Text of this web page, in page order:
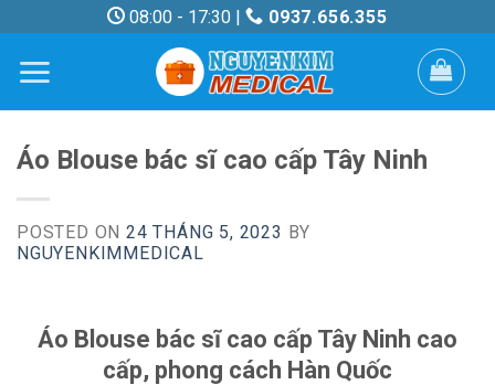
content
08:00 - 17:30 | 0937.656.355
Áo Blouse bác sĩ cao cấp Tây Ninh
POSTED ON24 THÁNG 5, 2023 BY
NGUYENKIMMEDICAL
Áo Blouse bác sĩ cao cấp Tây Ninh cao
cấp, phong cách Hàn Quốc